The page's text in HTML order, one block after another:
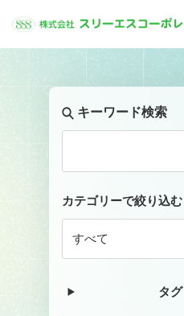
キーワード検索
カテゴリーで絞り込む
タグ